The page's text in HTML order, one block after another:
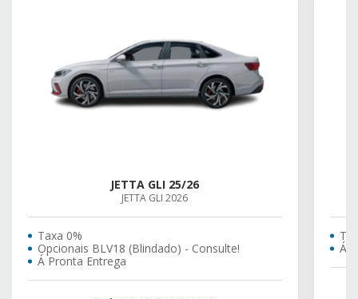
JETTA GLI 25/26
JETTA GLI 2026
Taxa 0%
Opcionais BLV18 (Blindado) - Consulte!
Á Pronta Entrega
Á